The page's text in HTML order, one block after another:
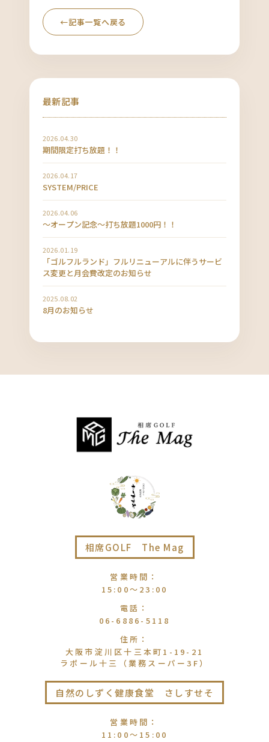
←記事一覧へ戻る
最新記事
2026.04.30
期間限定打ち放題！！
2026.04.17
SYSTEM/PRICE
2026.04.06
〜オープン記念〜打ち放題1000円！！
2026.01.19
「ゴルフルランド」フルリニューアルに伴うサービ
ス変更と月会費改定のお知らせ
2025.08.02
8月のお知らせ
相席GOLF The Mag
営業時間 ：
15:00〜23:00
電話 ：
06-6886-5118
住所 ：
大阪市淀川区十三本町1-19-21
ラポール十三（業務スーパー3F）
自然のしずく健康食堂 さしすせそ
営業時間 ：
11:00〜15:00